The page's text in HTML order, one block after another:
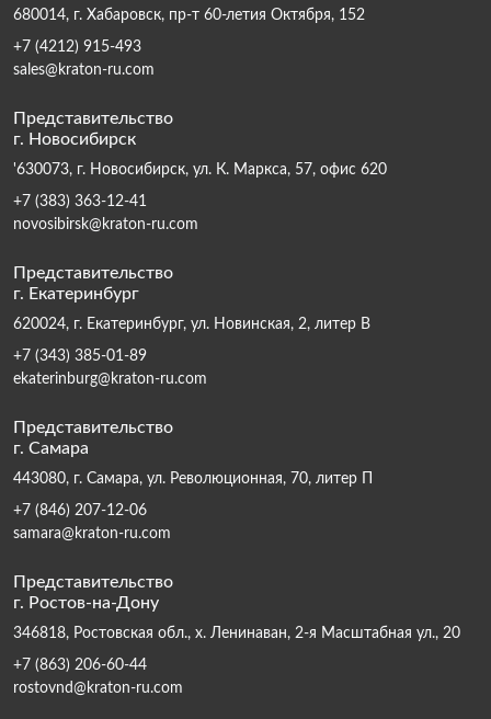
680014, г. Хабаровск, пр-т 60-летия Октября, 152
+7 (4212) 915-493
sales@kraton-ru.com
Представительство
г. Новосибирск
'630073, г. Новосибирск, ул. К. Маркса, 57, офис 620
+7 (383) 363-12-41
novosibirsk@kraton-ru.com
Представительство
г. Екатеринбург
620024, г. Екатеринбург, ул. Новинская, 2, литер В
+7 (343) 385-01-89
ekaterinburg@kraton-ru.com
Представительство
г. Самара
443080, г. Самара, ул. Революционная, 70, литер П
+7 (846) 207-12-06
samara@kraton-ru.com
Представительство
г. Ростов-на-Дону
346818, Ростовская обл., х. Ленинаван, 2-я Масштабная ул., 20
+7 (863) 206-60-44
rostovnd@kraton-ru.com